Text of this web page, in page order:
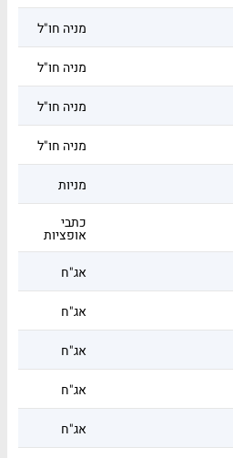
מניה חו"ל
מניה חו"ל
מניה חו"ל
מניה חו"ל
מניות
כתבי
אופציות
אג"ח
אג"ח
אג"ח
אג"ח
אג"ח